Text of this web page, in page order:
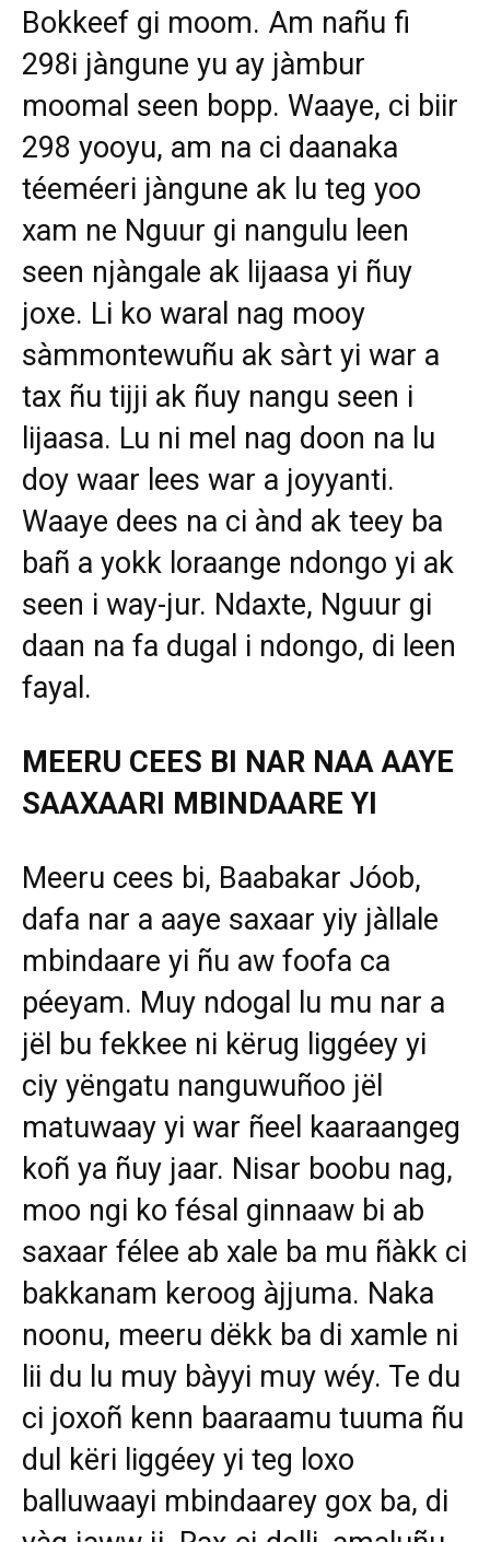
Bokkeef gi moom. Am nañu fi
298i jàngune yu ay jàmbur
moomal seen bopp. Waaye, ci biir
298 yooyu, am na ci daanaka
téeméeri jàngune ak lu teg yoo
xam ne Nguur gi nangulu leen
seen njàngale ak lijaasa yi ñuy
joxe. Li ko waral nag mooy
sàmmontewuñu ak sàrt yi war a
tax ñu tijji ak ñuy nangu seen i
lijaasa. Lu ni mel nag doon na lu
doy waar lees war a joyyanti.
Waaye dees na ci ànd ak teey ba
bañ a yokk loraange ndongo yi ak
seen i way-jur. Ndaxte, Nguur gi
daan na fa dugal i ndongo, di leen
fayal.
MEERU CEES BI NAR NAA AAYE
SAAXAARI MBINDAARE YI
Meeru cees bi, Baabakar Jóob,
dafa nar a aaye saxaar yiy jàllale
mbindaare yi ñu aw foofa ca
péeyam. Muy ndogal lu mu nar a
jël bu fekkee ni kërug liggéey yi
ciy yëngatu nanguwuñoo jël
matuwaay yi war ñeel kaaraangeg
koñ ya ñuy jaar. Nisar boobu nag,
moo ngi ko fésal ginnaaw bi ab
saxaar félee ab xale ba mu ñàkk ci
bakkanam keroog àjjuma. Naka
noonu, meeru dëkk ba di xamle ni
lii du lu muy bàyyi muy wéy. Te du
ci joxoñ kenn baaraamu tuuma ñu
dul këri liggéey yi teg loxo
balluwaayi mbindaarey gox ba, di